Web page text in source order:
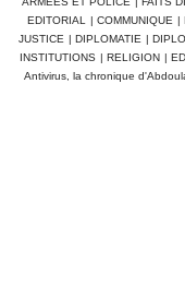
EDITORIAL
| COMMUNIQUE |
JUSTICE | DIPLOMATIE |
INSTITUTIONS | RELIGION |
Antivirus, la chronique